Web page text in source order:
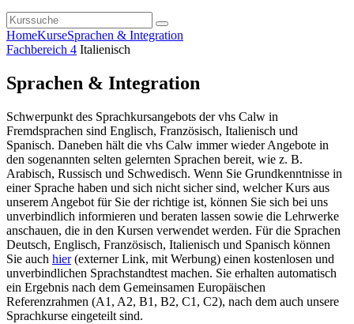
HomeKurseSprachen & Integration
Fachbereich 4 Italienisch
Sprachen & Integration
Schwerpunkt des Sprachkursangebots der vhs Calw in
Fremdsprachen sind Englisch, Französisch, Italienisch und
Spanisch. Daneben hält die vhs Calw immer wieder Angebote in
den sogenannten selten gelernten Sprachen bereit, wie z. B.
Arabisch, Russisch und Schwedisch. Wenn Sie Grundkenntnisse in
einer Sprache haben und sich nicht sicher sind, welcher Kurs aus
unserem Angebot für Sie der richtige ist, können Sie sich bei uns
unverbindlich infor­mieren und beraten lassen sowie die Lehrwerke
anschauen, die in den Kursen verwendet werden. Für die Sprachen
Deutsch, Englisch, Französisch, Italienisch und Spanisch können
Sie auch hier(externer Link, mit Werbung) einen kostenlosen und
unverbindlichen Sprachstandtest machen. Sie erhalten automatisch
ein Ergebnis nach dem Gemeinsamen Europäischen
Referenzrahmen (A1, A2, B1, B2, C1, C2), nach dem auch unsere
Sprachkurse eingeteilt sind.